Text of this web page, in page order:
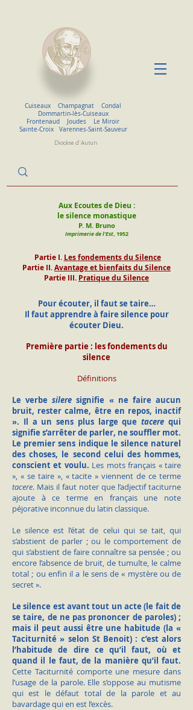
Cuiseaux Champagnat
Condal
Dommartin-lès-Cuiseaux
Frontenaud
Joudes
Le Miroir
Sainte-Croix Varennes-Saint-Sauveur
Diocèse d'Autun
Aux Ecoutes de Dieu :
le silence monastique
P. M. Bruno
Imprimerie de l’Est, 1952
Partie I. Les fondements du Silence
Partie II.Avantage et bienfaits du Silence
Partie III. Pratique du Silence
Pour écouter, il faut se taire…
Il faut apprendre à faire silence pour
écouter Dieu.
Première partie : les fondements du
silence
Définitions
Le verbesileresignifie « ne faire aucun
bruit, rester calme, être en repos, inactif
». Il a un sens plus large quetacerequi
signifie s’arrêter de parler, ne souffler mot.
Le premier sens indique le silence naturel
des choses, le second celui des hommes,
conscient et voulu. Les mots français « taire
», « se taire », « tacite » viennent de ce terme
tacere. Mais il faut noter que l’adjectif taciturne
ajoute à ce terme en français une note
péjorative inconnue du latin classique.
Le silence est l’état de celui qui se tait, qui
s’abstient de parler ; ou le comportement de
qui s’abstient de faire connaître sa pensée ; ou
encore l’absence de bruit, de tumulte, le calme
total ; ou enfin il a le sens de « mystère ou de
secret ».
Le silence est avant tout un acte (le fait de
se taire, de ne pas prononcer de paroles) ;
mais il peut aussi être une habitude (la «
Taciturnité » selon St Benoit) : c’est alors
l’habitude de dire ce qu’il faut, où et
quand il le faut, de la manière qu’il faut.
Cette Taciturnité comporte une mesure dans
l’usage de la parole. Elle s’oppose au mutisme
qui est le défaut total de la parole et au
bavardage qui en est l’excès.